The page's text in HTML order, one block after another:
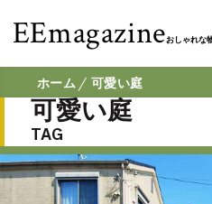
EEmagazineおしゃれな
ホーム 可愛い庭
可愛い庭
TAG